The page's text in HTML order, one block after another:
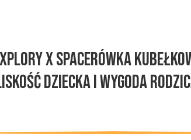
X Spacerówka
dziecka i wygoda